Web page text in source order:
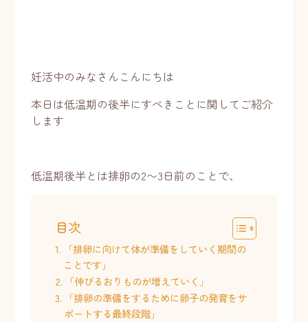
妊活中のみなさんこんにちは
本日は低温期の後半にすべきことに関してご紹介
します
低温期後半とは排卵の2〜3日前のことで、
目次
「排卵に向けて体が準備をしていく期間の
ことです」
「伸びるおりものが増えていく」
「排卵の準備をするために卵子の発育をサ
ポートする最終段階」